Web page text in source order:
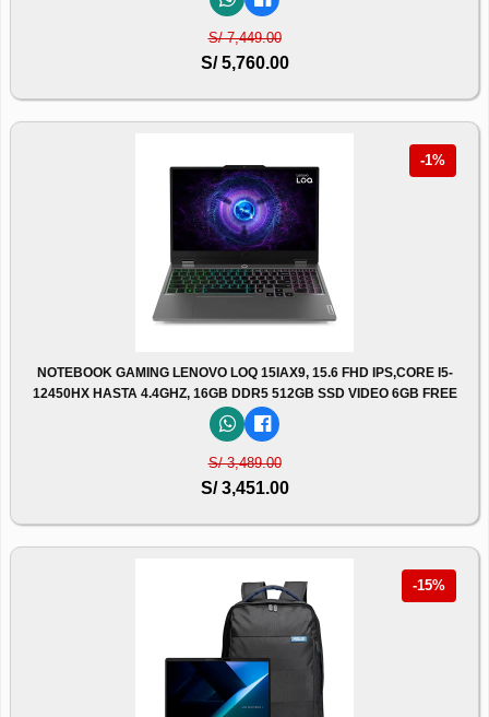
S/ 7,449.00
S/ 5,760.00
-1%
NOTEBOOK GAMING LENOVO LOQ 15IAX9, 15.6 FHD IPS,CORE I5-
12450HX HASTA 4.4GHZ, 16GB DDR5 512GB SSD VIDEO 6GB FREE
S/ 3,489.00
S/ 3,451.00
-15%